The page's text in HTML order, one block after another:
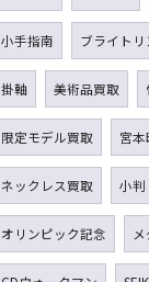
小手指南 ブライトリ
掛軸 美術品買取
限定モデル買取 宮本
ネックレス買取 小判
オリンピック記念